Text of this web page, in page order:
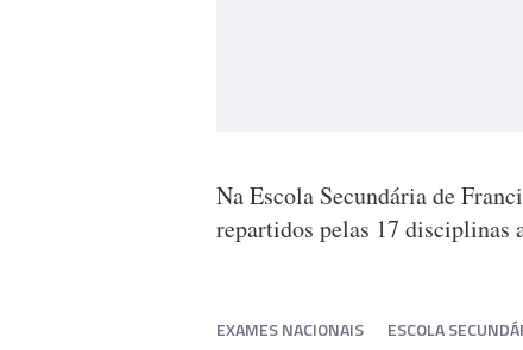
Na Escola Secundária de
repartidos pelas 17 disciplinas
EXAMES NACIONAIS ESCOLA